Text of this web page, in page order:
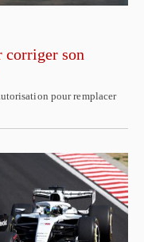
son
pour remplacer